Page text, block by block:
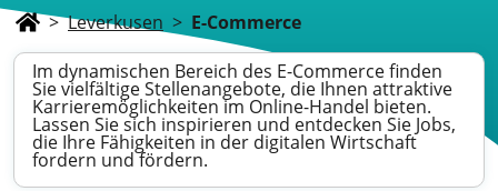
> Leverkusen > E-Commerce
Im dynamischen Bereich des E-Commerce finden
Sie vielfältige Stellenangebote, die Ihnen attraktive
Karrieremöglichkeiten im Online-Handel bieten.
Lassen Sie sich inspirieren und entdecken Sie Jobs,
die Ihre Fähigkeiten in der digitalen Wirtschaft
fordern und fördern.